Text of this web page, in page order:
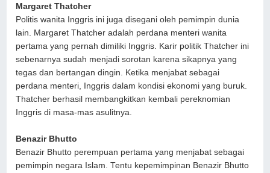
Margaret Thatcher
Politis wanita Inggris ini juga disegani oleh pemimpin dunia
lain. Margaret Thatcher adalah perdana menteri wanita
pertama yang pernah dimiliki Inggris. Karir politik Thatcher ini
sebenarnya sudah menjadi sorotan karena sikapnya yang
tegas dan bertangan dingin. Ketika menjabat sebagai
perdana menteri, Inggris dalam kondisi ekonomi yang buruk.
Thatcher berhasil membangkitkan kembali pereknomian
Inggris di masa-mas asulitnya.
Benazir Bhutto
Benazir Bhutto perempuan pertama yang menjabat sebagai
pemimpin negara Islam. Tentu kepemimpinan Benazir Bhutto